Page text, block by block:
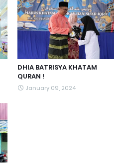
DHIA BATRISYA KHATAM
QURAN !
January 09, 2024